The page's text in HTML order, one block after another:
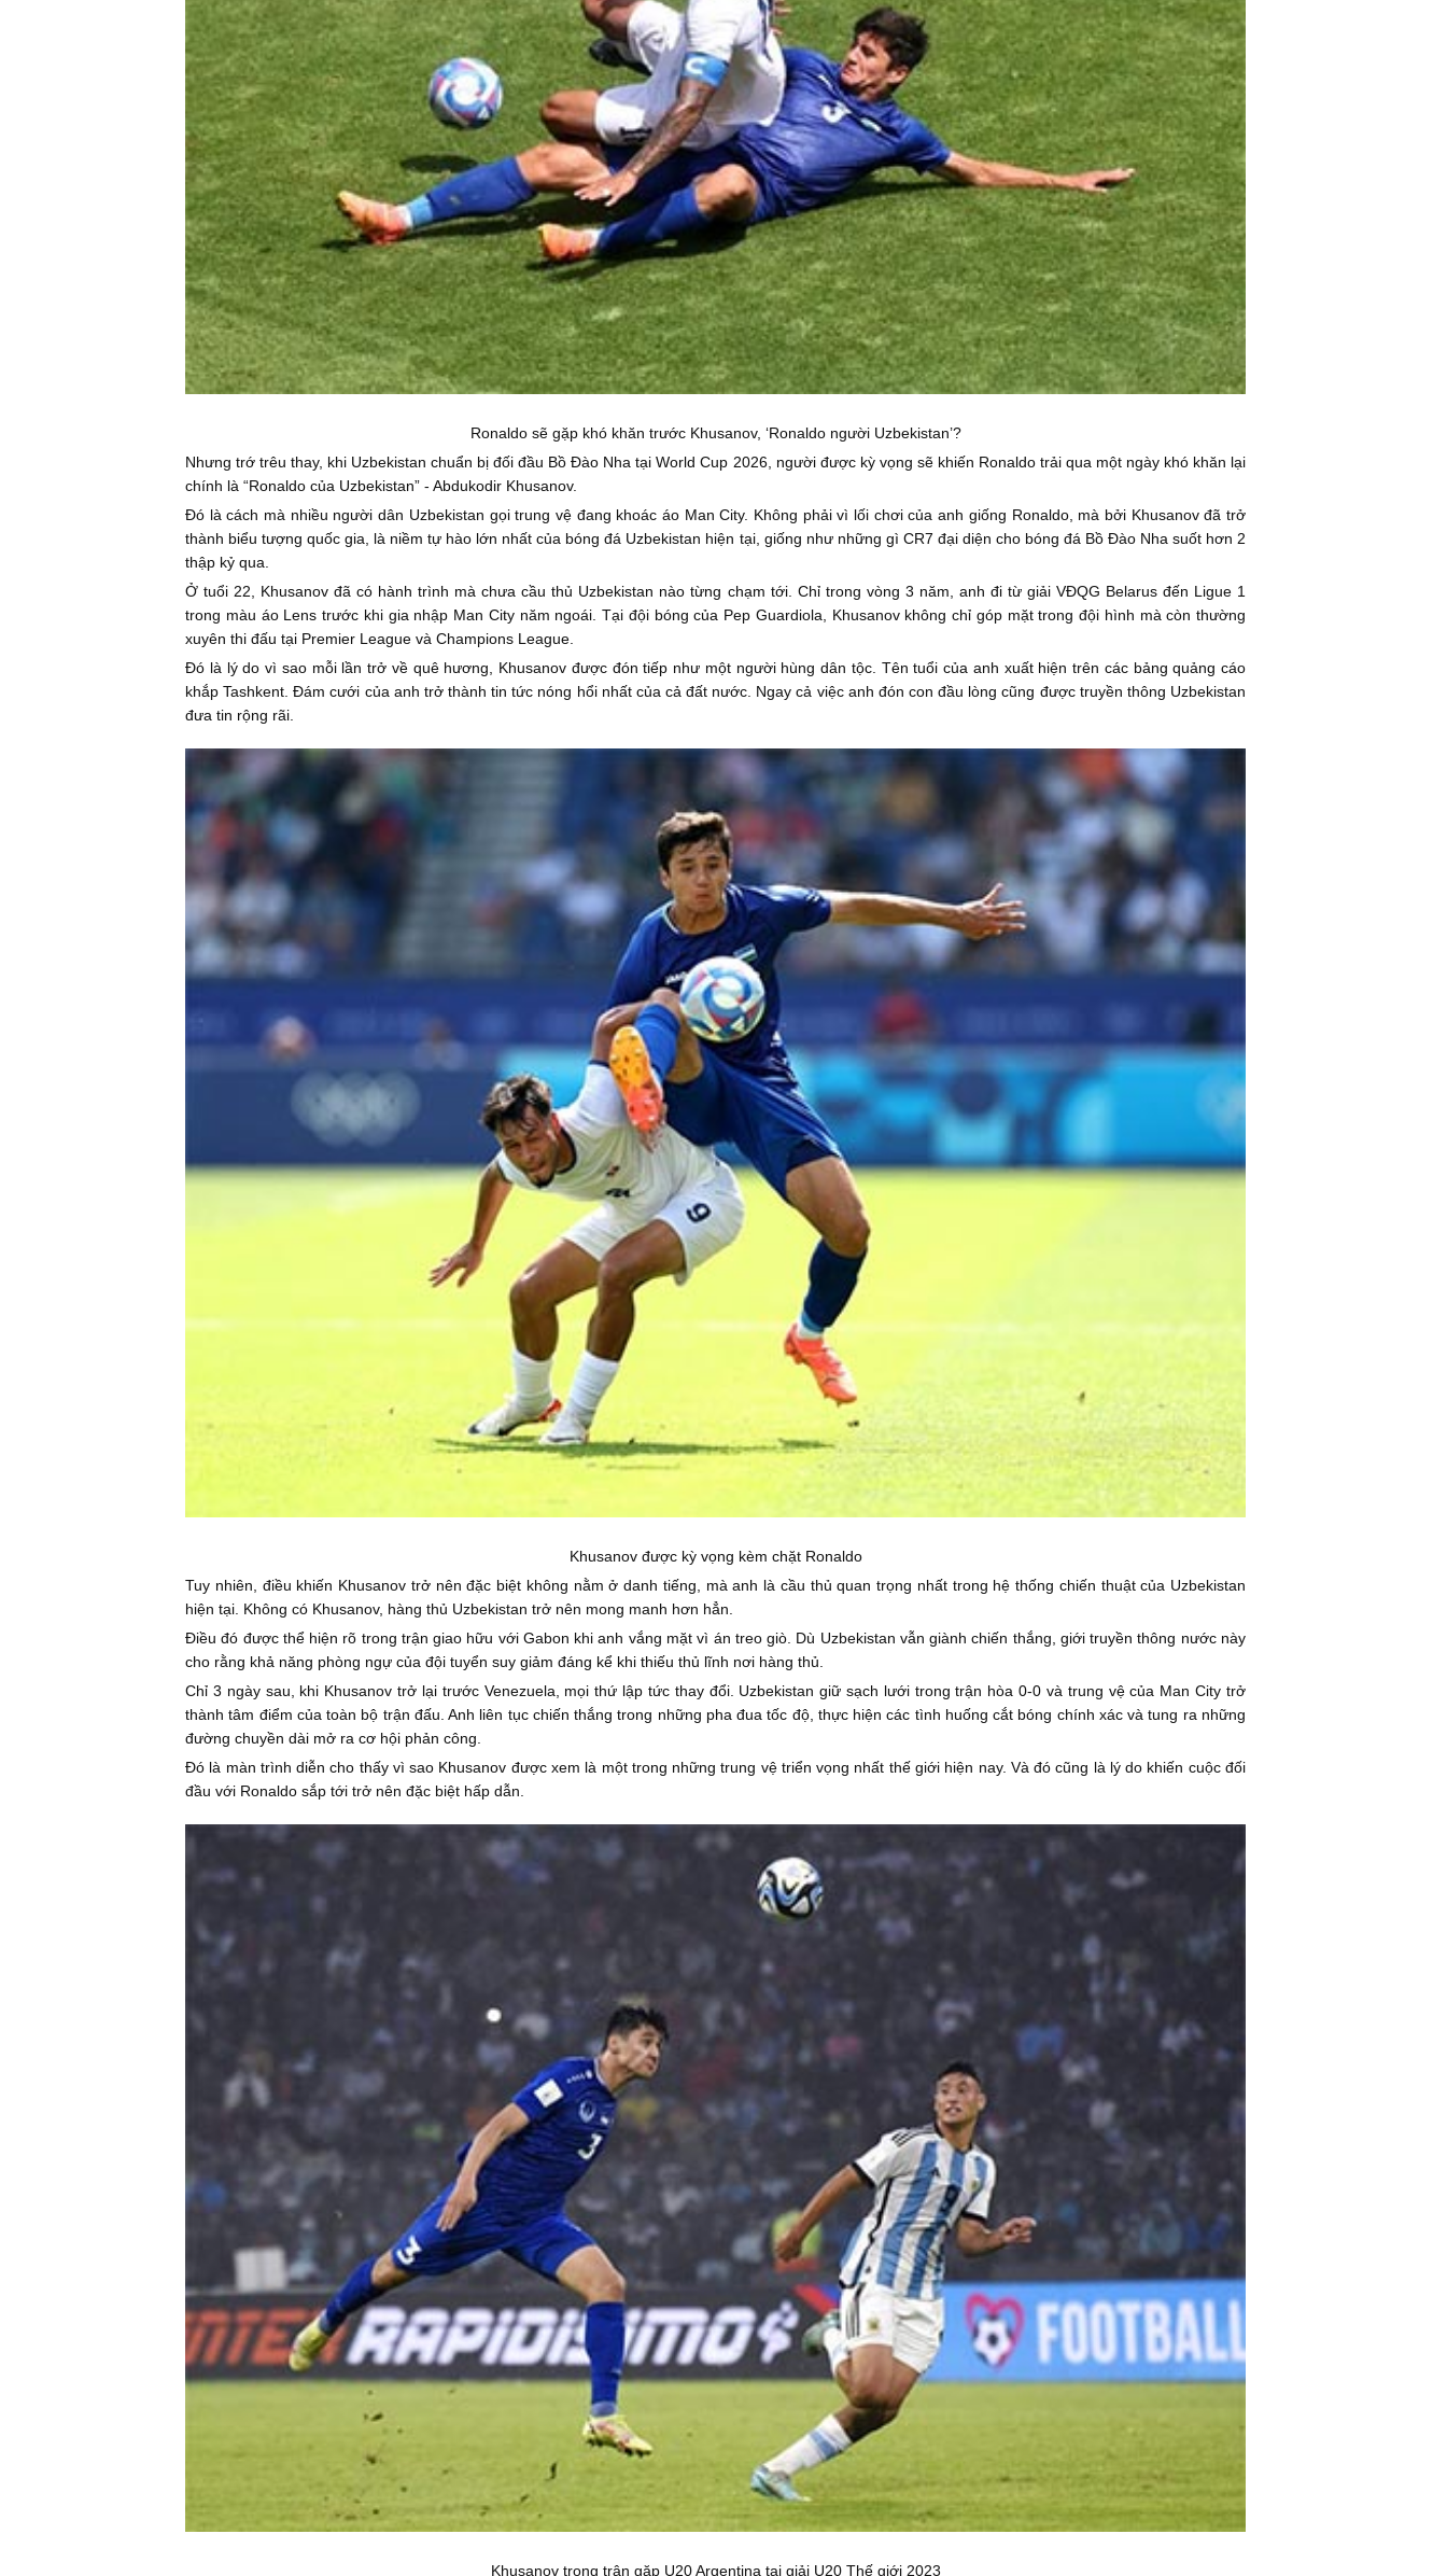
Ronaldo sẽ gặp khó khăn trước Khusanov, ‘Ronaldo người Uzbekistan’?
Nhưng trớ trêu thay, khi Uzbekistan chuẩn bị đối đầu Bồ Đào Nha tại World Cup 2026, người được kỳ vọng sẽ khiến Ronaldo trải qua một ngày khó khăn lại
chính là “Ronaldo của Uzbekistan” - Abdukodir Khusanov.
Đó là cách mà nhiều người dân Uzbekistan gọi trung vệ đang khoác áo Man City. Không phải vì lối chơi của anh giống Ronaldo, mà bởi Khusanov đã trở
thành biểu tượng quốc gia, là niềm tự hào lớn nhất của bóng đá Uzbekistan hiện tại, giống như những gì CR7 đại diện cho bóng đá Bồ Đào Nha suốt hơn 2
thập kỷ qua.
Ở tuổi 22, Khusanov đã có hành trình mà chưa cầu thủ Uzbekistan nào từng chạm tới. Chỉ trong vòng 3 năm, anh đi từ giải VĐQG Belarus đến Ligue 1
trong màu áo Lens trước khi gia nhập Man City năm ngoái. Tại đội bóng của Pep Guardiola, Khusanov không chỉ góp mặt trong đội hình mà còn thường
xuyên thi đấu tại Premier League và Champions League.
Đó là lý do vì sao mỗi lần trở về quê hương, Khusanov được đón tiếp như một người hùng dân tộc. Tên tuổi của anh xuất hiện trên các bảng quảng cáo
khắp Tashkent. Đám cưới của anh trở thành tin tức nóng hổi nhất của cả đất nước. Ngay cả việc anh đón con đầu lòng cũng được truyền thông Uzbekistan
đưa tin rộng rãi.
Khusanov được kỳ vọng kèm chặt Ronaldo
Tuy nhiên, điều khiến Khusanov trở nên đặc biệt không nằm ở danh tiếng, mà anh là cầu thủ quan trọng nhất trong hệ thống chiến thuật của Uzbekistan
hiện tại. Không có Khusanov, hàng thủ Uzbekistan trở nên mong manh hơn hẳn.
Điều đó được thể hiện rõ trong trận giao hữu với Gabon khi anh vắng mặt vì án treo giò. Dù Uzbekistan vẫn giành chiến thắng, giới truyền thông nước này
cho rằng khả năng phòng ngự của đội tuyển suy giảm đáng kể khi thiếu thủ lĩnh nơi hàng thủ.
Chỉ 3 ngày sau, khi Khusanov trở lại trước Venezuela, mọi thứ lập tức thay đổi. Uzbekistan giữ sạch lưới trong trận hòa 0-0 và trung vệ của Man City trở
thành tâm điểm của toàn bộ trận đấu. Anh liên tục chiến thắng trong những pha đua tốc độ, thực hiện các tình huống cắt bóng chính xác và tung ra những
đường chuyền dài mở ra cơ hội phản công.
Đó là màn trình diễn cho thấy vì sao Khusanov được xem là một trong những trung vệ triển vọng nhất thế giới hiện nay. Và đó cũng là lý do khiến cuộc đối
đầu với Ronaldo sắp tới trở nên đặc biệt hấp dẫn.
Khusanov trong trận gặp U20 Argentina tại giải U20 Thế giới 2023